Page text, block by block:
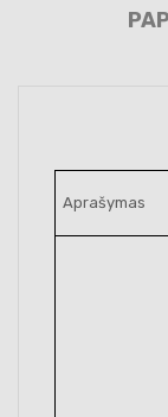
Aprašymas